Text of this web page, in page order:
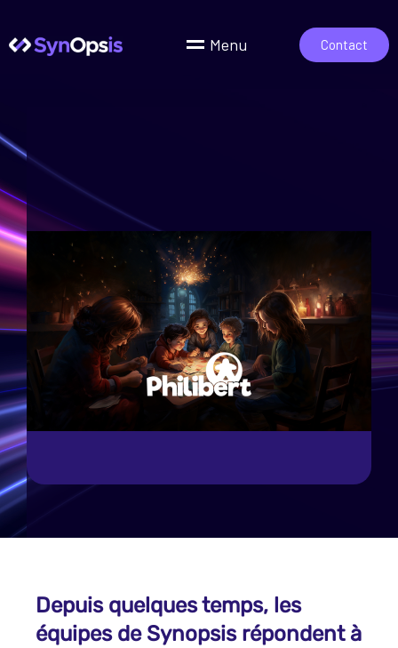
Menu Contact
Depuis quelques temps, les
équipes de Synopsis répondent à